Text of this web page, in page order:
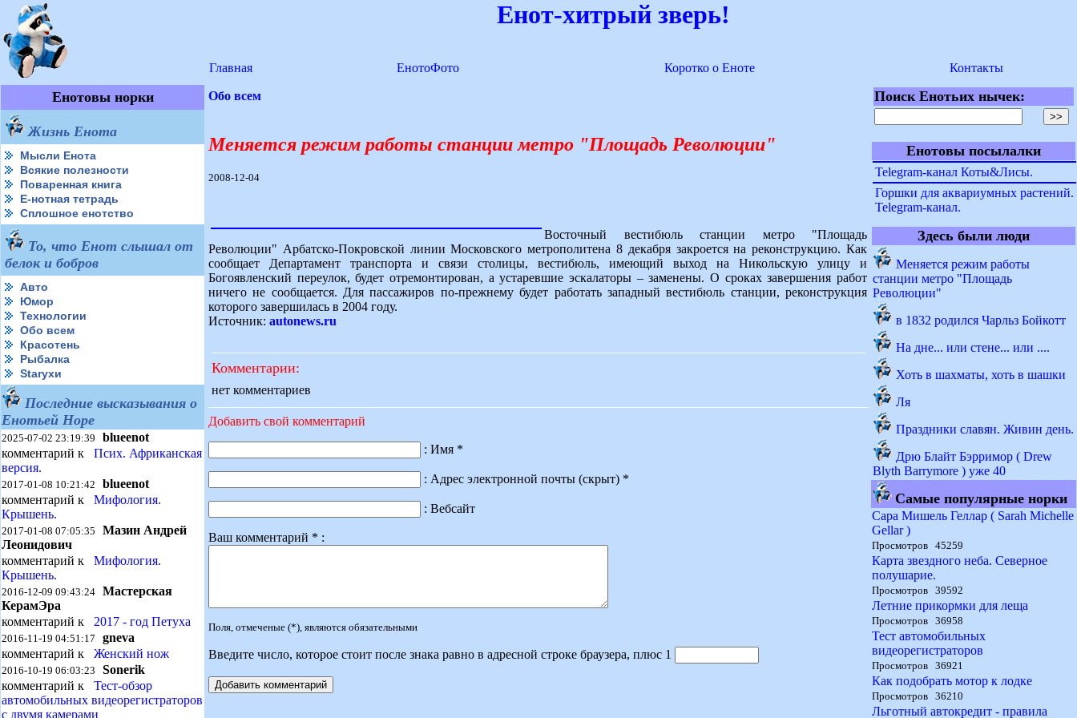
Енот-хитрый зверь!
Главная ЕнотоФото Коротко о Еноте Контакты
Енотовы норки
Жизнь Енота
Мысли Енота
Всякие полезности
Поваренная книга
Е-нотная тетрадь
Сплошное енотство
То, что Енот слышал от
белок и бобров
Авто
Юмор
Технологии
Обо всем
Красотень
Рыбалка
Starухи
Последние высказывания о
Енотьей Норе
2025-07-02 23:19:39 blueenot
комментарий к Псих. Африканская
версия.
2017-01-08 10:21:42 blueenot
комментарий к Мифология.
Крышень.
2017-01-08 07:05:35 Мазин Андрей
Леонидович
комментарий к Мифология.
Крышень.
2016-12-09 09:43:24 Мастерская
КерамЭра
комментарий к 2017 - год Петуха
2016-11-19 04:51:17 gneva
комментарий к Женский нож
2016-10-19 06:03:23 Sonerik
комментарий к Тест-обзор
автомобильных видеорегистраторов
с двумя камерами
Обо всем
Меняется режим работы станции метро "Площадь Революции"
2008-12-04
Восточный вестибюль станции метро "Площадь
Революции" Арбатско-Покровской линии Московского метрополитена 8 декабря закроется на реконструкцию. Как
сообщает Департамент транспорта и связи столицы, вестибюль, имеющий выход на Никольскую улицу и
Богоявленский переулок, будет отремонтирован, а устаревшие эскалаторы – заменены. О сроках завершения работ
ничего не сообщается. Для пассажиров по-прежнему будет работать западный вестибюль станции, реконструкция
которого завершилась в 2004 году.
Источник: autonews.ru
Комментарии:
нет комментариев
Добавить свой комментарий
: Имя *
: Адрес электронной почты (скрыт) *
: Вебсайт
Ваш комментарий * :
Поля, отмеченые (*), являются обязательными
Введите число, которое стоит после знака равно в адресной строке браузера, плюс 1
Поиск Енотьих нычек:
Енотовы посылалки
Telegram-канал Коты&Лисы.
Горшки для аквариумных растений.
Telegram-канал.
Здесь были люди
Меняется режим работы
станции метро "Площадь
Революции"
в 1832 родился Чарльз Бойкотт
На дне... или стене... или ....
Хоть в шахматы, хоть в шашки
Ля
Праздники славян. Живин день.
Дрю Блайт Бэрримор ( Drew
Blyth Barrymore ) уже 40
Самые популярные норки
Сара Мишель Геллар ( Sarah Michelle
Gellar )
Просмотров 45259
Карта звездного неба. Северное
полушарие.
Просмотров 39592
Летние прикормки для леща
Просмотров 36958
Тест автомобильных
видеорегистраторов
Просмотров 36921
Как подобрать мотор к лодке
Просмотров 36210
Льготный автокредит - правила